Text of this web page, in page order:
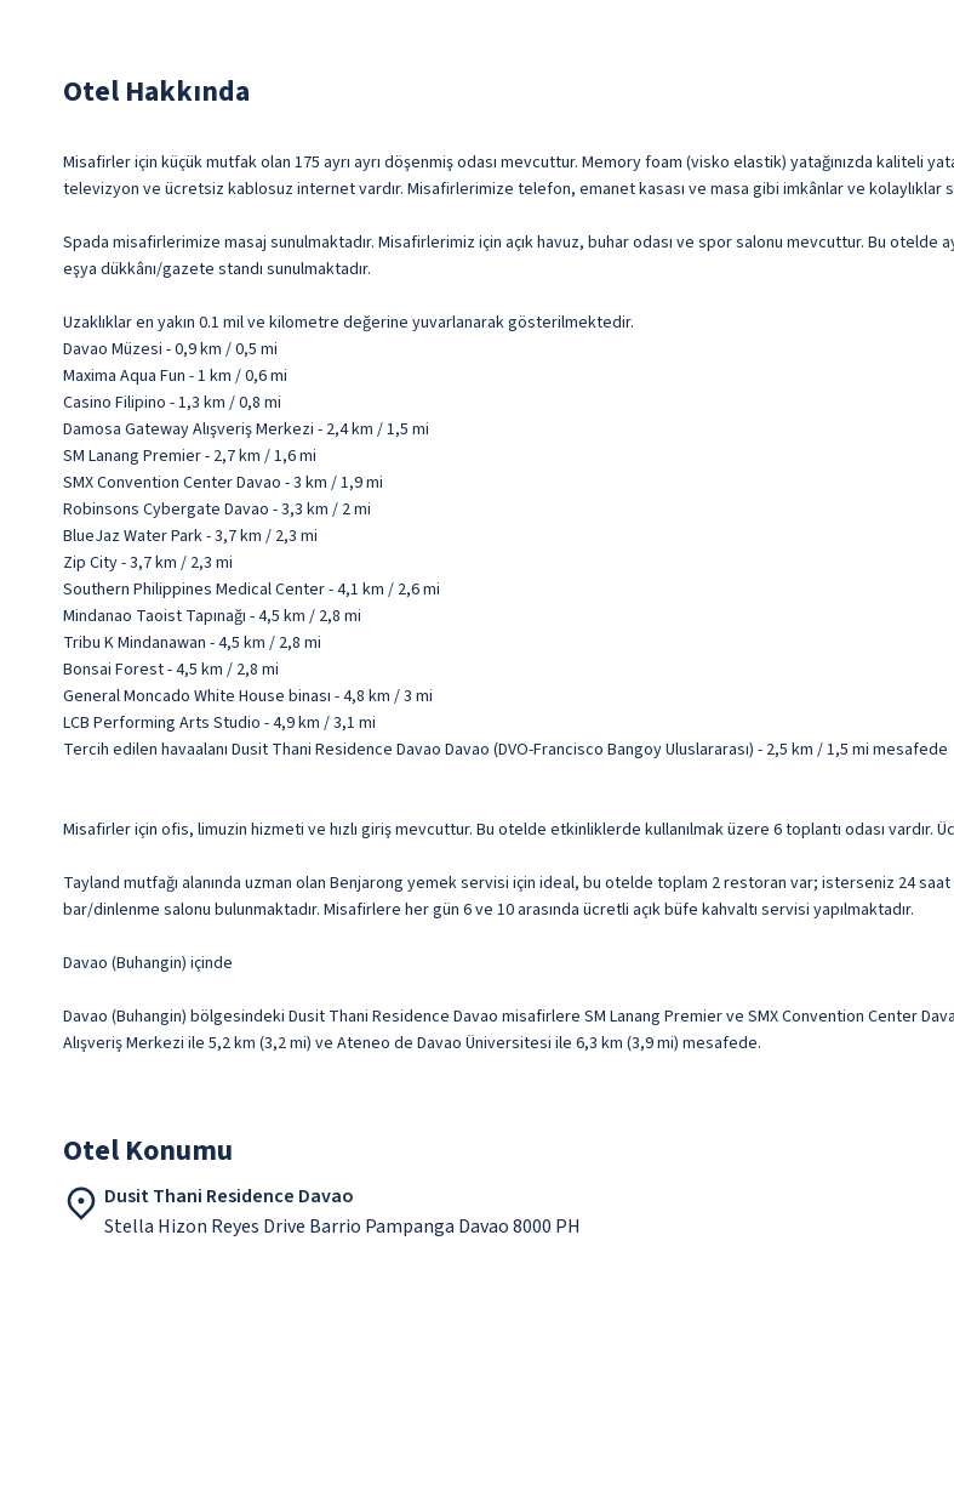
Otel Hakkında
Misafirler için küçük mutfak olan 175 ayrı ayrı döşenmiş odası mevcuttur. Memory foam (visko elastik) yatağınızda kaliteli
televizyon ve ücretsiz kablosuz internet vardır. Misafirlerimize telefon, emanet kasası ve masa gibi imkânlar ve kolaylıklar
Spada misafirlerimize masaj sunulmaktadır. Misafirlerimiz için açık havuz, buhar odası ve spor salonu mevcuttur. Bu
eşya dükkânı/gazete standı sunulmaktadır.
Uzaklıklar en yakın 0.1 mil ve kilometre değerine yuvarlanarak gösterilmektedir.
Davao Müzesi - 0,9 km / 0,5 mi
Maxima Aqua Fun - 1 km / 0,6 mi
Casino Filipino - 1,3 km / 0,8 mi
Damosa Gateway Alışveriş Merkezi - 2,4 km / 1,5 mi
SM Lanang Premier - 2,7 km / 1,6 mi
SMX Convention Center Davao - 3 km / 1,9 mi
Robinsons Cybergate Davao - 3,3 km / 2 mi
BlueJaz Water Park - 3,7 km / 2,3 mi
Zip City - 3,7 km / 2,3 mi
Southern Philippines Medical Center - 4,1 km / 2,6 mi
Mindanao Taoist Tapınağı - 4,5 km / 2,8 mi
Tribu K Mindanawan - 4,5 km / 2,8 mi
Bonsai Forest - 4,5 km / 2,8 mi
General Moncado White House binası - 4,8 km / 3 mi
LCB Performing Arts Studio - 4,9 km / 3,1 mi
Tercih edilen havaalanı Dusit Thani Residence Davao Davao (DVO-Francisco Bangoy Uluslararası) - 2,5 km / 1,5 mi mesafede
Misafirler için ofis, limuzin hizmeti ve hızlı giriş mevcuttur. Bu otelde etkinliklerde kullanılmak üzere 6 toplantı odası vardır.
Tayland mutfağı alanında uzman olan Benjarong yemek servisi için ideal, bu otelde toplam 2 restoran var; isterseniz 24
bar/dinlenme salonu bulunmaktadır. Misafirlere her gün 6 ve 10 arasında ücretli açık büfe kahvaltı servisi yapılmaktadır.
Davao (Buhangin) içinde
Davao (Buhangin) bölgesindeki Dusit Thani Residence Davao misafirlere SM Lanang Premier ve SMX Convention Center
Alışveriş Merkezi ile 5,2 km (3,2 mi) ve Ateneo de Davao Üniversitesi ile 6,3 km (3,9 mi) mesafede.
Otel Konumu
Dusit Thani Residence Davao
Stella Hizon Reyes Drive Barrio Pampanga Davao 8000 PH